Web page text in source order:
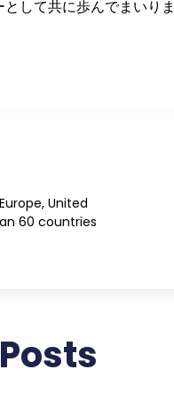
して共に歩んでまいり
United
60 countries